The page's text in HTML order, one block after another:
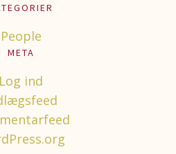
People
META
Log ind